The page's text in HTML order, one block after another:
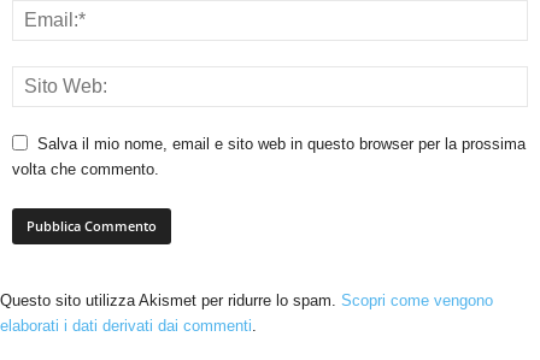
Salva il mio nome, email e sito web in questo browser per la prossima
volta che commento.
Questo sito utilizza Akismet per ridurre lo spam. Scopri come vengono
elaborati i dati derivati dai commenti.